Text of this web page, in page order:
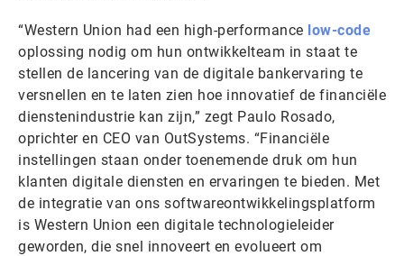
“Western Union had een high-performance low-code
oplossing nodig om hun ontwikkelteam in staat te
stellen de lancering van de digitale bankervaring te
versnellen en te laten zien hoe innovatief de financiële
dienstenindustrie kan zijn,” zegt Paulo Rosado,
oprichter en CEO van OutSystems. “Financiële
instellingen staan onder toenemende druk om hun
klanten digitale diensten en ervaringen te bieden. Met
de integratie van ons softwareontwikkelingsplatform
is Western Union een digitale technologieleider
geworden, die snel innoveert en evolueert om